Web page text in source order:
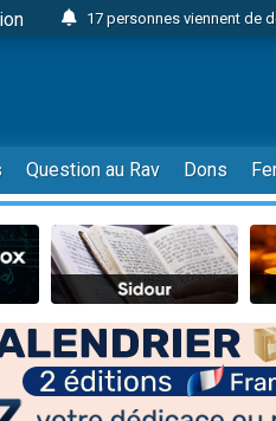
17 personnes viennent de
23 personnes
Eva vient de donner son
4 personnes viennent de
3 personnes viennent de
Odaya vient de donner son
3 personnes viennent
2 personnes viennent de
13 personnes viennent de
Il reste 49 places pour
30 personnes
Question au Rav Dons